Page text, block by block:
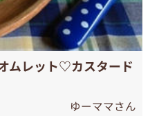
ムレット♡カスタード
ゆーママさん